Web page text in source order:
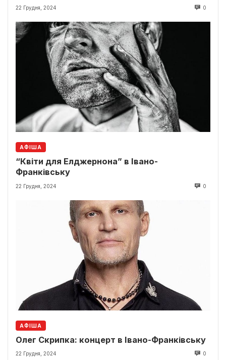
22 Грудня, 2024 0
АФІША
“Квіти для Елджернона” в Івано-
Франківську
22 Грудня, 2024 0
АФІША
Олег Скрипка: концерт в Івано-Франківську
22 Грудня, 2024 0